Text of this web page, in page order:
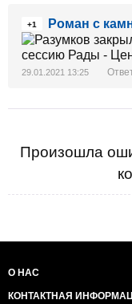
+1 Роман с
29.01.2021 13:25
Произошла
О НАС
КОНТАКТНАЯ